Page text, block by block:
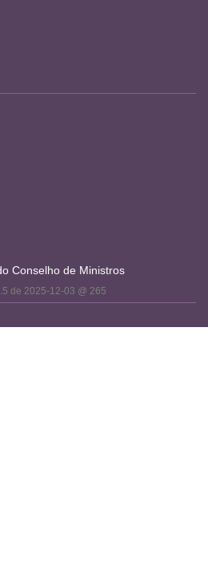
Conselho de Ministros
de 2025-12-03 @ 265